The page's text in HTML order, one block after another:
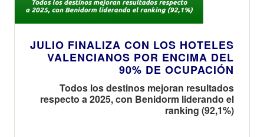
JULIO FINALIZA CON LOS HOTELES
VALENCIANOS POR ENCIMA DEL
90% DE OCUPACIÓN
Todos los destinos mejoran resultados
respecto a 2025, con Benidorm liderando el
ranking (92,1%)